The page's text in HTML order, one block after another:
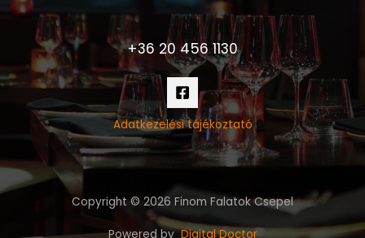
+36 20 456 1130
Adatkezelési tájékoztató
Copyright © 2026 Finom Falatok Csepel
Powered byDigital Doctor